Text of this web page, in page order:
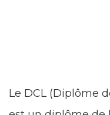
Le DCL (Diplôme